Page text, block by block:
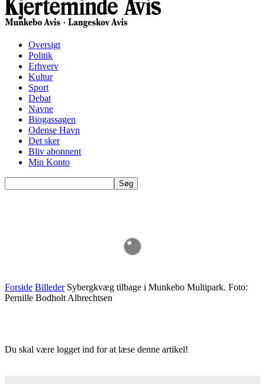
Oversigt
Politik
Erhverv
Kultur
Sport
Debat
Navne
Biogassagen
Odense Havn
Det sker
Bliv abonnent
Min Konto
Forside Billeder Sybergkvæg tilbage i Munkebo Multipark. Foto:
Pernille Bodholt Albrechtsen
Du skal være logget ind for at læse denne artikel!